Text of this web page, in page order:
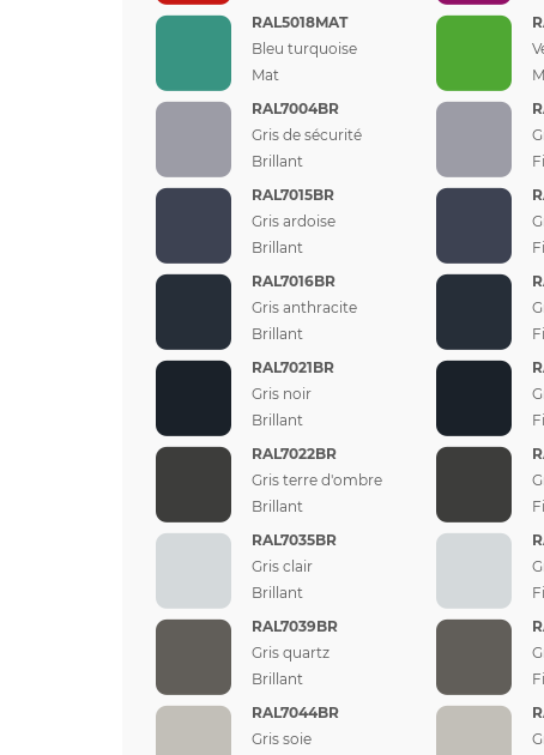
RAL5018MAT
Bleu turquoise
Mat
RAL7004BR
Gris de sécurité
Brillant
RAL7015BR
Gris ardoise
Brillant
RAL7016BR
Gris anthracite
Brillant
RAL7021BR
Gris noir
Brillant
RAL7022BR
Gris terre d'ombre
Brillant
RAL7035BR
Gris clair
Brillant
RAL7039BR
Gris quartz
Brillant
RAL7044BR
Gris soie